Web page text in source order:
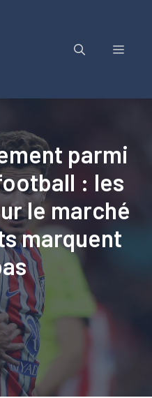
Menu
parmi
: les
le marché
marquent